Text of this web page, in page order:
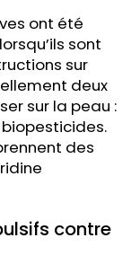
ont été
sont
sur
deux
sur la peau :
des
contre